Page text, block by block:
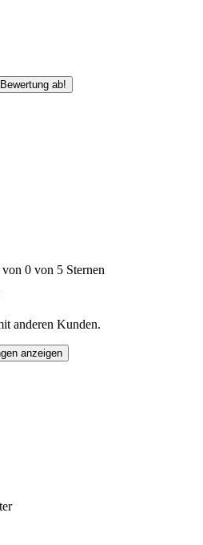
ab!
0 von 5 Sternen
anderen Kunden.
anzeigen